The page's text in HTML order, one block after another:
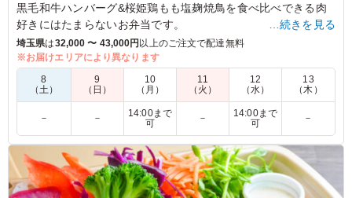
黒毛和牛ハンバーグ&桜姫鶏もも塩麹焼鳥を食べ比べできる肉
好きにはたまらないお弁当です。
肉の旨味たっぷりでソースいらずの黒毛和牛ハンバーグと塩麹
に漬け込んだパリッとした桜姫鶏もも塩麴焼き鳥の味比べをお
楽しみください！
会議やロケ弁にもお勧めです！
東亜建設工業株式会社
しょうが飯が皆さんからとても評判が良かったです。 ハ
ンバーグも柔らかく味付けもよく、ご飯がすすみました。
他のおかずもそれぞれに美味しく全体的にとても満足して
…続きを見る
埼玉県は32,000 〜 43,000円以上のご注文で配達無料
※お届けエリアにより異なります
8
（土）
9
（日）
10
（月）
11
（火）
12
（水）
13
（木）
－ －
14:00まで
可
－
14:00まで
可
－